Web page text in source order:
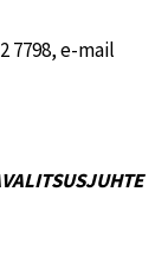
7798, e-mail